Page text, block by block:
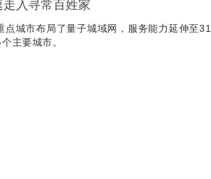
入寻常百姓家
城市布局了量子城域网，服务能力延伸至31
主要城市。